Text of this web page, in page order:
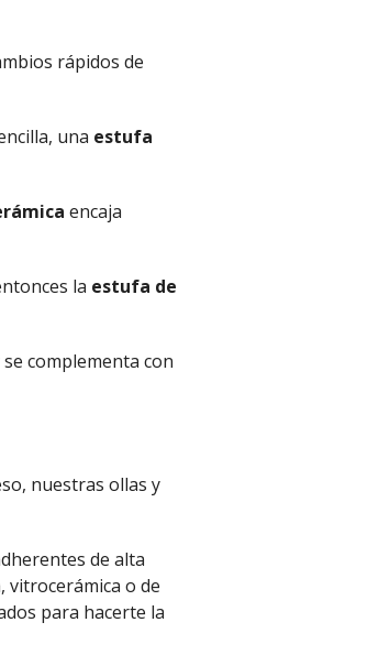
rápidos de
una estufa
encaja
la estufa de
complementa con
nuestras ollas y
de alta
vitrocerámica o de
para hacerte la